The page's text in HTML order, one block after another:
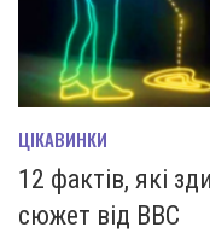
ЦІКАВИНКИ
12 фактів, які
сюжет від BBC